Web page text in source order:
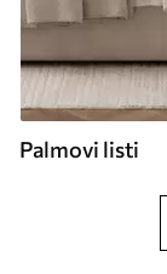
Palmovi listi